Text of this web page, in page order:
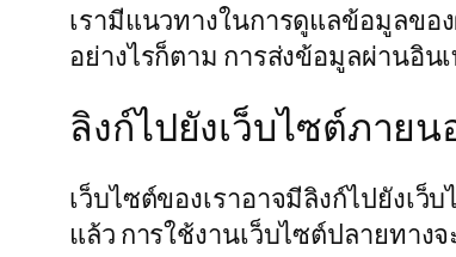
เรามีแนวทางในการดูแลข้อมูลขอ
อย่างไรก็ตาม การส่งข้อมูลผ่านอิ
ลิงก์ไปยังเว็บไซต์ภายน
เว็บไซต์ของเราอาจมีลิงก์ไปยังเว็
แล้ว การใช้งานเว็บไซต์ปลายทาง